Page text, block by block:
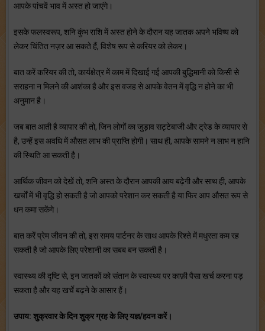
आपके पांचवें भाव में अस्त हो जाएंगे।
इसके फलस्वरूप, शनि कुंभ राशि में अस्त होने के दौरान यह जातक अपने भविष्य को
लेकर चिंतित नज़र आ सकते हैं, विशेष रूप से करियर को लेकर।
बात करें करियर की तो, कार्यक्षेत्र में काम में दिखाई गई आपकी बुद्धिमानी को किसी से
सराहना न मिलने की आशंका है और इस वजह से आपके वेतन में वृद्धि न होने का भी
अनुमान है।
जब बात आती है व्यापार की तो, जिन लोगों का जुड़ाव सट्टेबाजी और ट्रेड के व्यापार से
है, उन्हें इस अवधि में औसत लाभ की प्राप्ति होगी। साथ ही, आपके सामने न लाभ न हानि
की स्थिति आ सकती है।
आर्थिक जीवन को देखें तो, शनि अस्त के दौरान आपकी आय बढ़ेगी और साथ ही, आपके
खर्चों में भी वृद्धि हो सकती है जो आपको परेशान कर सकती है या फिर आप औसत रूप से
धन कमा सकेंगे।
बात करें प्रेम जीवन की तो, इस समय पार्टनर के साथ आपके रिश्ते में मधुरता कम रह
सकती है जो आपके लिए परेशानी का सबब बन सकती है।
स्वास्थ्य की दृष्टि से, इन जातकों को संतान के स्वास्थ्य पर काफ़ी पैसा खर्च करना पड़
सकता है और यह खर्चे बढ़ने के आसार हैं।
उपाय: शुक्रवार के दिन शुक्र ग्रह के लिए यज्ञ/हवन करें।